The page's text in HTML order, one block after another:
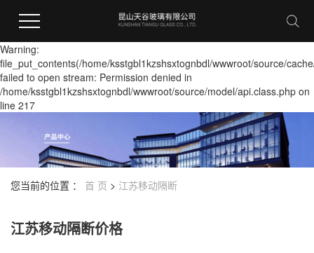
Warning:
file_put_contents(/home/ksstgbl1kzshsxtognbdl/wwwroot/source/
failed to open stream: Permission denied in
/home/ksstgbl1kzshsxtognbdl/wwwroot/source/model/api.class.php on
line 217
您当前的位置 ： 首 页 > 江苏移动隔断
江苏移动隔断价格